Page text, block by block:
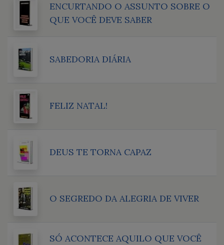
ENCURTANDO O ASSUNTO SOBRE O
QUE VOCÊ DEVE SABER
SABEDORIA DIÁRIA
FELIZ NATAL!
DEUS TE TORNA CAPAZ
O SEGREDO DA ALEGRIA DE VIVER
SÓ ACONTECE AQUILO QUE VOCÊ